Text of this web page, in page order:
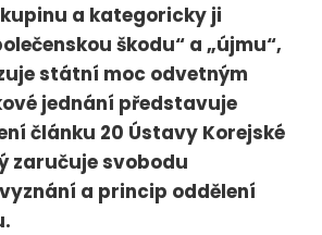
a kategoricky ji
škodu“ a „újmu“,
státní moc odvetným
jednání představuje
článku 20 Ústavy Korejské
zaručuje svobodu
a princip oddělení